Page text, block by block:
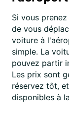
Si vous
de vous
voiture à
simple. La
pouvez partir
Les prix sont
réservez tôt,
disponibles à